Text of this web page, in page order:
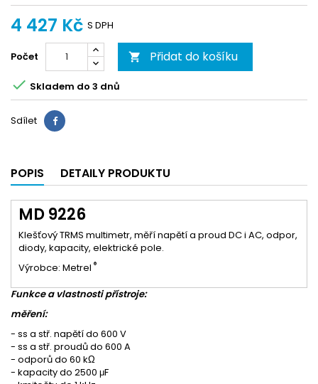
4 427 Kč S DPH
Počet  Přidat do košíku
 Skladem do 3 dnů
Sdílet Sdílet
POPIS DETAILY PRODUKTU
MD 9226
Klešťový TRMS multimetr, měří napětí a proud DC i AC, odpor,
diody, kapacity, elektrické pole.
Výrobce: Metrel ®
Funkce a vlastnosti přístroje:
měření:
- ss a stř. napětí do 600 V
- ss a stř. proudů do 600 A
- odporů do 60 kΩ
- kapacity do 2500 μF